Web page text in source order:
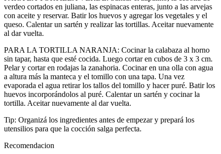
verdeo cortados en juliana, las espinacas enteras, junto a las arvejas
con aceite y reservar. Batir los huevos y agregar los vegetales y el
queso. Calentar un sartén y realizar las tortillas. Aceitar nuevamente
al dar vuelta.
PARA LA TORTILLA NARANJA: Cocinar la calabaza al horno
sin tapar, hasta que esté cocida. Luego cortar en cubos de 3 x 3 cm.
Pelar y cortar en rodajas la zanahoria. Cocinar en una olla con agua
a altura más la manteca y el tomillo con una tapa. Una vez
evaporada el agua retirar los tallos del tomillo y hacer puré. Batir los
huevos incorporándolos al puré. Calentar un sartén y cocinar la
tortilla. Aceitar nuevamente al dar vuelta.
Tip: Organizá los ingredientes antes de empezar y prepará los
utensilios para que la cocción salga perfecta.
Recomendacion